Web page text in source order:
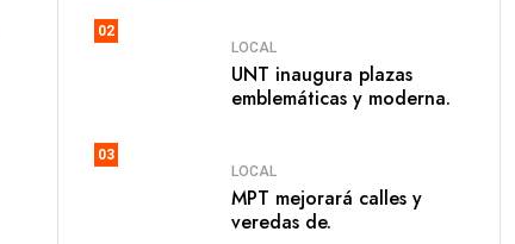
02
LOCAL
UNT inaugura plazas
emblemáticas y moderna.
03
LOCAL
MPT mejorará calles y
veredas de.